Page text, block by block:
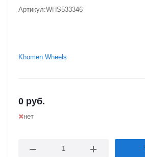
Артикул:WHS533346
Khomen Wheels
0 руб.
нет